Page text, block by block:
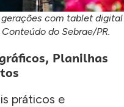
com tablet digital
do Sebrae/PR.
Planilhas
práticos e